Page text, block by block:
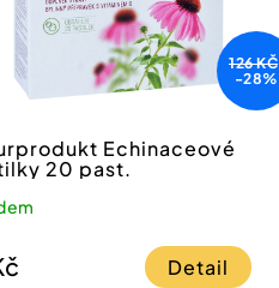
126 KČ
-28%
Echinaceové
20 past.
Detail